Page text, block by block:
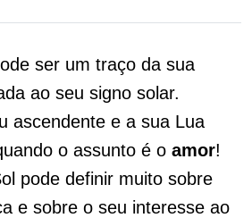
ser um traço da sua
ao seu signo solar.
ascendente e a sua Lua
o assunto é o amor!
pode definir muito sobre
e sobre o seu interesse ao